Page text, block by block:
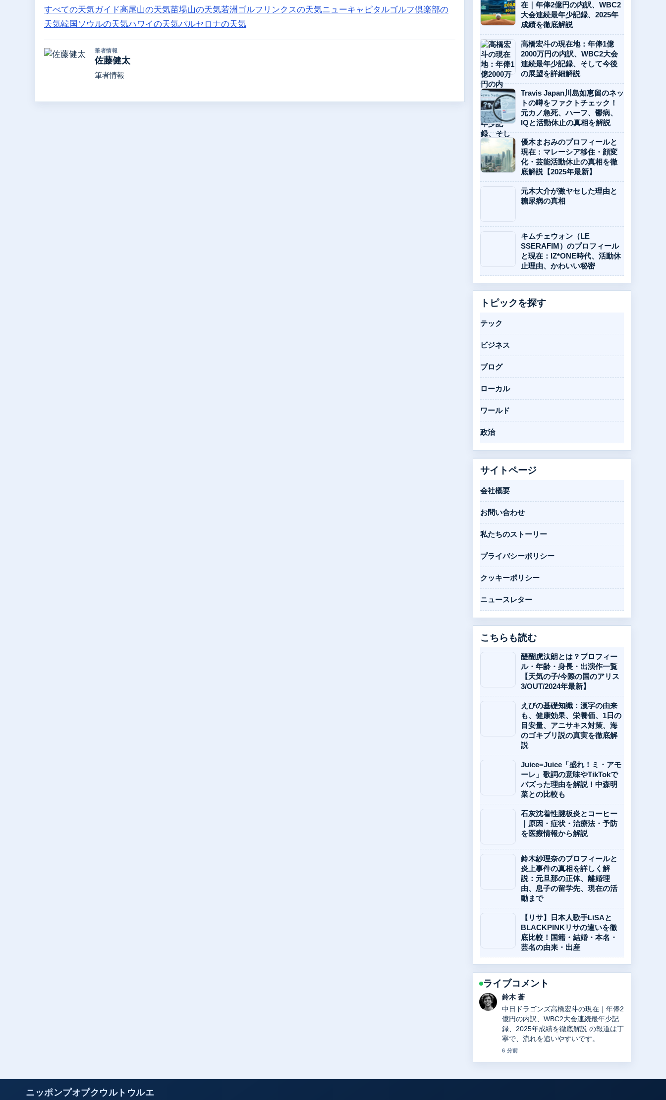
すべての天気ガイド高尾山の天気苗場山の天気若洲ゴルフリンクスの天気ニューキャピタルゴルフ倶楽部の
天気韓国ソウルの天気ハワイの天気バルセロナの天気
筆者情報
佐藤健太
筆者情報
在｜年俸2億円の内訳、WBC2
大会連続最年少記録、2025年
成績を徹底解説
高橋宏斗の現在地：年俸1億
2000万円の内訳、WBC2大会
連続最年少記録、そして今後
の展望を詳細解説
Travis Japan川島如恵留のネッ
トの噂をファクトチェック！
元カノ急死、ハーフ、鬱病、
IQと活動休止の真相を解説
優木まおみのプロフィールと
現在：マレーシア移住・顔変
化・芸能活動休止の真相を徹
底解説【2025年最新】
元木大介が激ヤセした理由と
糖尿病の真相
キムチェウォン（LE
SSERAFIM）のプロフィール
と現在：IZ*ONE時代、活動休
止理由、かわいい秘密
トピックを探す
テック
ビジネス
ブログ
ローカル
ワールド
政治
サイトページ
会社概要
お問い合わせ
私たちのストーリー
プライバシーポリシー
クッキーポリシー
ニュースレター
こちらも読む
醍醐虎汰朗とは？プロフィー
ル・年齢・身長・出演作一覧
【天気の子/今際の国のアリス
3/OUT/2024年最新】
えびの基礎知識：漢字の由来
も、健康効果、栄養価、1日の
目安量、アニサキス対策、海
のゴキブリ説の真実を徹底解
説
Juice=Juice「盛れ！ミ・アモ
ーレ」歌詞の意味やTikTokで
バズった理由を解説！中森明
菜との比較も
石灰沈着性腱板炎とコーヒー
｜原因・症状・治療法・予防
を医療情報から解説
鈴木紗理奈のプロフィールと
炎上事件の真相を詳しく解
説：元旦那の正体、離婚理
由、息子の留学先、現在の活
動まで
【リサ】日本人歌手LiSAと
BLACKPINKリサの違いを徹
底比較！国籍・結婚・本名・
芸名の由来・出産
ライブコメント
渡辺 結衣
高橋宏斗の現在地：年俸1億2000万円
の内訳、WBC2大会連続最年少記録、
そして今後の展望を詳細解説 周辺の検
証がしっかりしていて安心感がありま
す。